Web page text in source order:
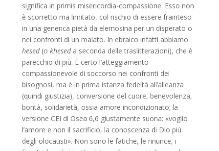
significa in primis misericordia-compassione. Esso non
è scorretto ma limitato, col rischio di essere frainteso
in una generica pietà da elemosina per un disperato o
nei confronti di un malato. In ebraico infatti abbiamo
hesed(o khesed a seconda delle traslitterazioni), che è
parecchio di più. È certo l’atteggiamento
compassionevole di soccorso nei confronti dei
bisognosi, ma è in prima istanza fedeltà all’alleanza
(quindi giustizia), conversione del cuore, benevolenza,
bontà, solidarietà, ossia amore incondizionato; la
versione CEI di Osea 6,6 giustamente suona: «voglio
l’amore e non il sacrificio, la conoscenza di Dio più
degli olocausti». Non sono le fatiche, le rinunce, i